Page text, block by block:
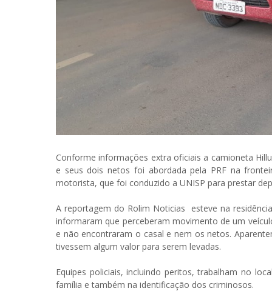
Conforme informações extra oficiais a camioneta
e seus dois netos foi abordada pela PRF na
motorista, que foi conduzido a UNISP para prestar
A reportagem do Rolim Noticias esteve na
informaram que perceberam movimento de um
e não encontraram o casal e nem os netos.
tivessem algum valor para serem levadas.
Equipes policiais, incluindo peritos, trabalham no
família e também na identificação dos criminosos.